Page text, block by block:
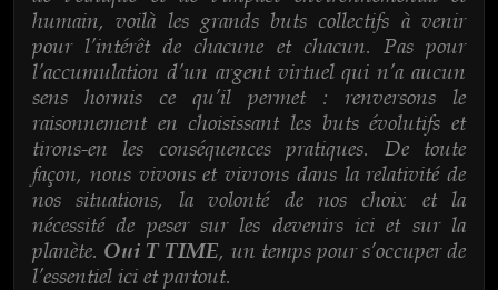
humain, voilà les grands buts collectifs à venir
pour l’intérêt de chacune et chacun. Pas pour
l’accumulation d’un argent virtuel qui n’a aucun
sens hormis ce qu’il permet : renversons le
raisonnement en choisissant les buts évolutifs et
tirons-en les conséquences pratiques. De toute
façon, nous vivons et vivrons dans la relativité de
nos situations, la volonté de nos choix et la
nécessité de peser sur les devenirs ici et sur la
planète. Oui T TIME, un temps pour s’occuper de
l’essentiel ici et partout.